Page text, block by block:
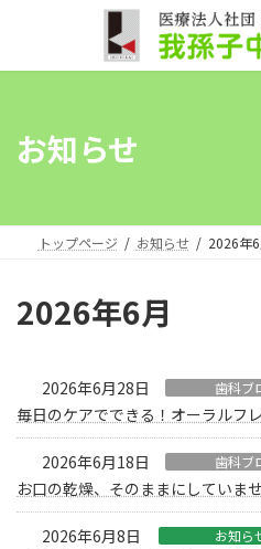
ン
ー
お知らせ
トップページ お知らせ 2026年
2026年6月
2026年6月28日 歯科ブ
毎日のケアでできる！オーラルフ
2026年6月18日 歯科ブ
お口の乾燥、そのままにしていま
2026年6月8日 お知ら